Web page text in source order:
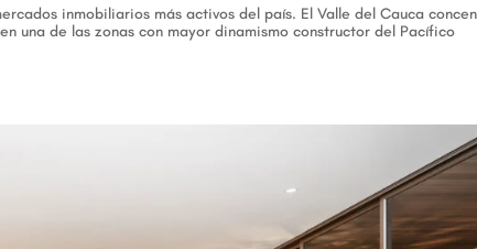
inmobiliarios más activos del país. El Valle del Cauca
una de las zonas con mayor dinamismo constructor del Pacífico